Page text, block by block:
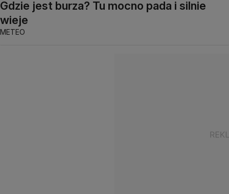
Gdzie jest burza? Tu mocno pada i silnie
wieje
METEO